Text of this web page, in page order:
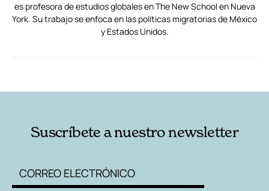
es profesora de estudios globales en The New School en Nueva
York. Su trabajo se enfoca en las políticas migratorias de México
y Estados Unidos.
Suscríbete a nuestro newsletter